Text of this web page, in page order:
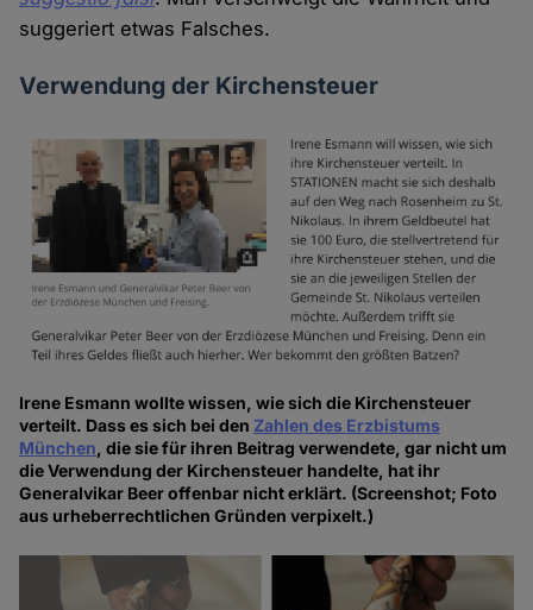
suggeriert etwas Falsches.
Verwendung der Kirchensteuer
Irene Esmann wollte wissen, wie sich die Kirchensteuer
verteilt. Dass es sich bei den Zahlen des Erzbistums
München, die sie für ihren Beitrag verwendete, gar nicht um
die Verwendung der Kirchensteuer handelte, hat ihr
Generalvikar Beer offenbar nicht erklärt. (Screenshot; Foto
aus urheberrechtlichen Gründen verpixelt.)